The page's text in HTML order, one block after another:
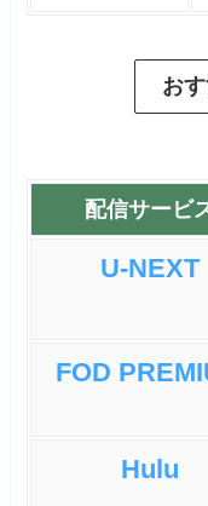
お
配信サービ
U-NEXT
FOD
Hulu